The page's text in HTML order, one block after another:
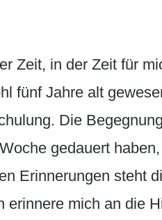
Zeit, in der Zeit für
fünf Jahre alt
Die
gedauert
Erinnerungen steht
erinnere mich an die